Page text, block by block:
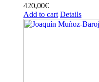
420,00€
Add to cart Details